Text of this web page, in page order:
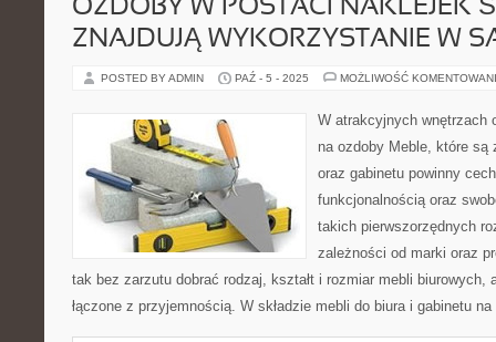
OZDOBY W POSTACI NAKLEJEK
ZNAJDUJĄ WYKORZYSTANIE W
POSTED BY ADMIN PAŹ - 5 - 2025 MOŻLIWOŚĆ
W atrakcyjnych wnętrzach
na ozdoby Meble, które są
oraz gabinetu powinny
funkcjonalnością oraz
takich pierwszorzędnych
zależności od marki oraz
tak bez zarzutu dobrać rodzaj, kształt i rozmiar mebli biurowych,
łączone z przyjemnością. W składzie mebli do biura i gabinetu